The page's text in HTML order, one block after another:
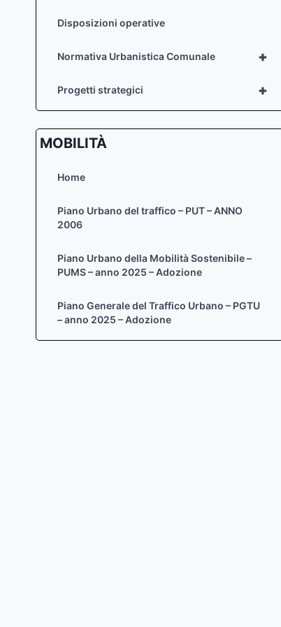
Disposizioni operative
+
Normativa Urbanistica Comunale
+
Progetti strategici
MOBILITÀ
Home
Piano Urbano del traffico – PUT – ANNO
2006
Piano Urbano della Mobilità Sostenibile –
PUMS – anno 2025 – Adozione
Piano Generale del Traffico Urbano – PGTU
– anno 2025 – Adozione